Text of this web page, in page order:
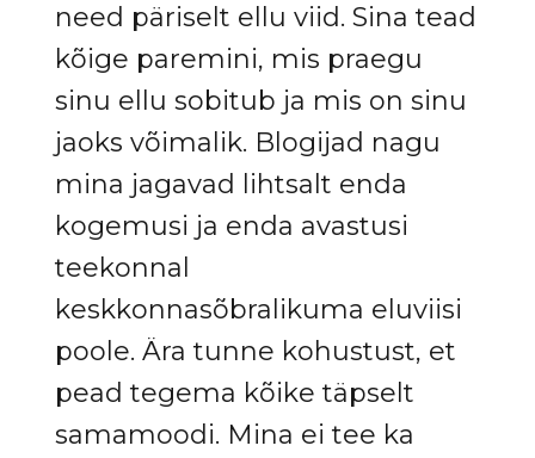
need päriselt ellu viid. Sina tead
kõige paremini, mis praegu
sinu ellu sobitub ja mis on sinu
jaoks võimalik. Blogijad nagu
mina jagavad lihtsalt enda
kogemusi ja enda avastusi
teekonnal
keskkonnasõbralikuma eluviisi
poole. Ära tunne kohustust, et
pead tegema kõike täpselt
samamoodi. Mina ei tee ka